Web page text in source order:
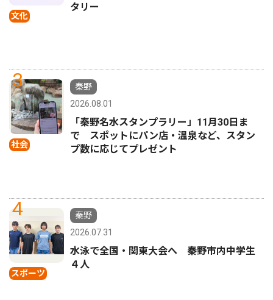
文化
タリー
3
社会
秦野
2026.08.01
「秦野名水スタンプラリー」11月30日ま
で スポットにパン店・温泉など、スタン
プ数に応じてプレゼント
4
スポーツ
秦野
2026.07.31
水泳で全国・関東大会へ 秦野市内中学生
４人